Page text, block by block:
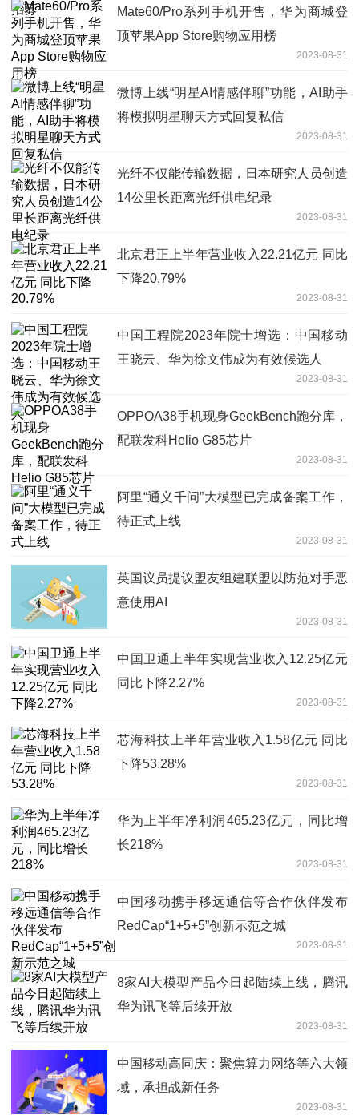
Mate60/Pro系列手机开售，华为商城登
顶苹果App Store购物应用榜
2023-08-31
微博上线“明星AI情感伴聊”功能，AI助手
将模拟明星聊天方式回复私信
2023-08-31
光纤不仅能传输数据，日本研究人员创造
14公里长距离光纤供电纪录
2023-08-31
北京君正上半年营业收入22.21亿元 同比
下降20.79%
2023-08-31
中国工程院2023年院士增选：中国移动
王晓云、华为徐文伟成为有效候选人
2023-08-31
OPPOA38手机现身GeekBench跑分库，
配联发科Helio G85芯片
2023-08-31
阿里“通义千问”大模型已完成备案工作，
待正式上线
2023-08-31
英国议员提议盟友组建联盟以防范对手恶
意使用AI
2023-08-31
中国卫通上半年实现营业收入12.25亿元
同比下降2.27%
2023-08-31
芯海科技上半年营业收入1.58亿元 同比
下降53.28%
2023-08-31
华为上半年净利润465.23亿元，同比增
长218%
2023-08-31
中国移动携手移远通信等合作伙伴发布
RedCap“1+5+5”创新示范之城
2023-08-31
8家AI大模型产品今日起陆续上线，腾讯
华为讯飞等后续开放
2023-08-31
中国移动高同庆：聚焦算力网络等六大领
域，承担战新任务
2023-08-31